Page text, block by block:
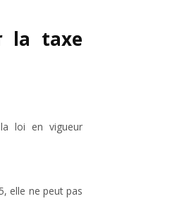
la taxe
loi en vigueur
elle ne peut pas